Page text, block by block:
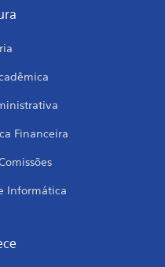
Financeira
Informática